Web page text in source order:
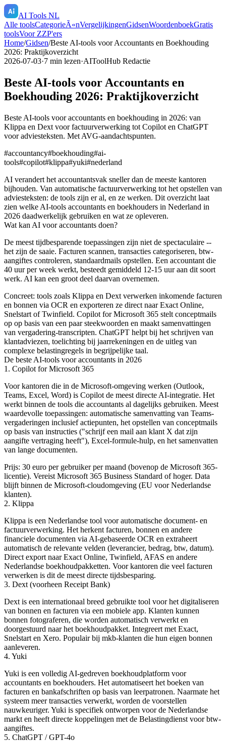
AI Tools NL
Alle toolsCategorieÃ«nVergelijkingenGidsenWoordenboekGratis
toolsVoor ZZP'ers
Home/Gidsen/Beste AI-tools voor Accountants en Boekhouding
2026: Praktijkoverzicht
2026-07-03·7 min lezen·AIToolHub Redactie
Beste AI-tools voor Accountants en
Boekhouding 2026: Praktijkoverzicht
Beste AI-tools voor accountants en boekhouding in 2026: van
Klippa en Dext voor factuurverwerking tot Copilot en ChatGPT
voor adviesteksten. Met AVG-aandachtspunten.
#accountancy#boekhouding#ai-
tools#copilot#klippa#yuki#nederland
AI verandert het accountantsvak sneller dan de meeste kantoren
bijhouden. Van automatische factuurverwerking tot het opstellen van
adviesteksten: de tools zijn er al, en ze werken. Dit overzicht laat
zien welke AI-tools accountants en boekhouders in Nederland in
2026 daadwerkelijk gebruiken en wat ze opleveren.
Wat kan AI voor accountants doen?
De meest tijdbesparende toepassingen zijn niet de spectaculaire --
het zijn de saaie. Facturen scannen, transacties categoriseren, btw-
aangiftes controleren, standaardmails opstellen. Een accountant die
40 uur per week werkt, besteedt gemiddeld 12-15 uur aan dit soort
werk. AI kan een groot deel daarvan overnemen.
Concreet: tools zoals Klippa en Dext verwerken inkomende facturen
en bonnen via OCR en exporteren ze direct naar Exact Online,
Snelstart of Twinfield. Copilot for Microsoft 365 stelt conceptmails
op op basis van een paar steekwoorden en maakt samenvattingen
van vergadering-transcripten. ChatGPT helpt bij het schrijven van
klantadviezen, toelichting bij jaarrekeningen en de uitleg van
complexe belastingregels in begrijpelijke taal.
De beste AI-tools voor accountants in 2026
1. Copilot for Microsoft 365
Voor kantoren die in de Microsoft-omgeving werken (Outlook,
Teams, Excel, Word) is Copilot de meest directe AI-integratie. Het
werkt binnen de tools die accountants al dagelijks gebruiken. Meest
waardevolle toepassingen: automatische samenvatting van Teams-
vergaderingen inclusief actiepunten, het opstellen van conceptmails
op basis van instructies ("schrijf een mail aan klant X dat zijn
aangifte vertraging heeft"), Excel-formule-hulp, en het samenvatten
van lange documenten.
Prijs: 30 euro per gebruiker per maand (bovenop de Microsoft 365-
licentie). Vereist Microsoft 365 Business Standard of hoger. Data
blijft binnen de Microsoft-cloudomgeving (EU voor Nederlandse
klanten).
2. Klippa
Klippa is een Nederlandse tool voor automatische document- en
factuurverwerking. Het herkent facturen, bonnen en andere
financiele documenten via AI-gebaseerde OCR en extraheert
automatisch de relevante velden (leverancier, bedrag, btw, datum).
Direct export naar Exact Online, Twinfield, AFAS en andere
Nederlandse boekhoudpakketten. Voor kantoren die veel facturen
verwerken is dit de meest directe tijdsbesparing.
3. Dext (voorheen Receipt Bank)
Dext is een internationaal breed gebruikte tool voor het digitaliseren
van bonnen en facturen via een mobiele app. Klanten kunnen
bonnen fotograferen, die worden automatisch verwerkt en
doorgestuurd naar het boekhoudpakket. Integreert met Exact,
Snelstart en Xero. Populair bij mkb-klanten die hun eigen bonnen
aanleveren.
4. Yuki
Yuki is een volledig AI-gedreven boekhoudplatform voor
accountants en boekhouders. Het automatiseert het boeken van
facturen en bankafschriften op basis van leerpatronen. Naarmate het
systeem meer transacties verwerkt, worden de voorstellen
nauwkeuriger. Yuki is specifiek ontworpen voor de Nederlandse
markt en heeft directe koppelingen met de Belastingdienst voor btw-
aangiftes.
5. ChatGPT / GPT-4o